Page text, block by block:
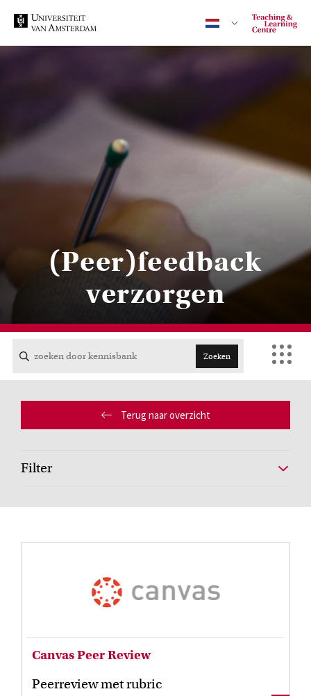
EB
FDG
FDR
FNWI
(Peer)feedback
verzorgen
Zoeken
Cursussen
faculteit.
Terug naar overzicht
Filter
Canvas Peer Review
Peerreview met rubric